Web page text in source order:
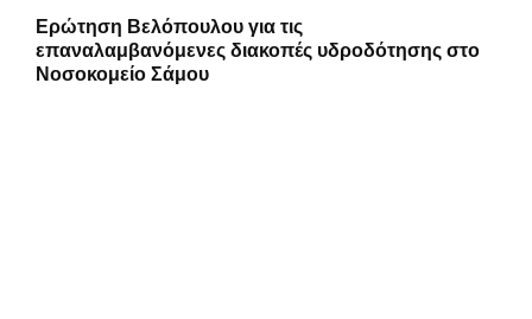
Ερώτηση Βελόπουλου για τις
επαναλαμβανόμενες διακοπές υδροδότησης στο
Νοσοκομείο Σάμου